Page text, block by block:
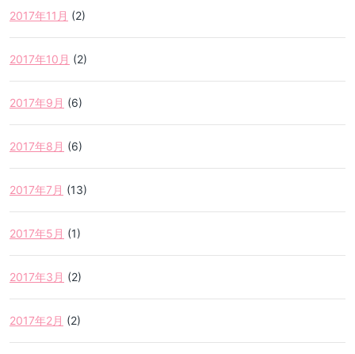
2017年11月 (2)
2017年10月 (2)
2017年9月 (6)
2017年8月 (6)
2017年7月 (13)
2017年5月 (1)
2017年3月 (2)
2017年2月 (2)